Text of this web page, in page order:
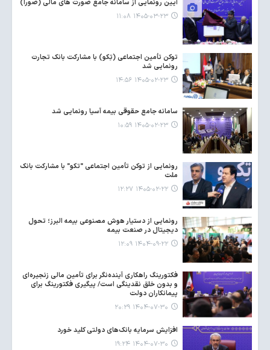
آیین رونمایی از سامانه جامع صورت های مالی (صورا)
۱۴۰۵-۰۳-۲۳ ۱۱:۰۸
توکن تأمین اجتماعی (تِکو) با مشارکت بانک تجارت
رونمایی شد
۱۴۰۵-۰۲-۲۳ ۱۴:۵۶
سامانه جامع حقوقی بیمه آسیا رونمایی شد
۱۴۰۵-۰۲-۲۳ ۱۰:۵۹
رونمایی از توکن تأمین اجتماعی "تکو" با مشارکت بانک
ملت
۱۴۰۵-۰۲-۲۲ ۱۲:۲۷
رونمایی از دستیار هوش مصنوعی بیمه البرز؛ تحول
دیجیتال در صنعت بیمه
۱۴۰۴-۰۹-۲۲ ۱۲:۰۹
فکتورینگ راهکاری آینده‌نگر برای تأمین مالی زنجیره‌ای
و بدون خلق نقدینگی است/ پیگیری فکتورینگ برای
پیمانکاران دولت
۱۴۰۴-۰۷-۳۰ ۲۰:۲۹
افزایش سرمایه بانک‌های دولتی کلید خورد
۱۴۰۴-۰۷-۳۰ ۱۹:۲۴